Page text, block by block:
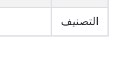
التصنيف